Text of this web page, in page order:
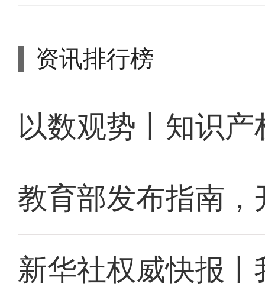
资讯排行榜
以数观势丨知识
教育部发布指南
新华社权威快报